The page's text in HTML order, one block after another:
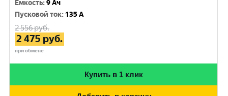
Емкость:9 Ач
Пусковой ток: 135 A
2 556руб.
2 475 руб.
при обмене
Купить в 1 клик